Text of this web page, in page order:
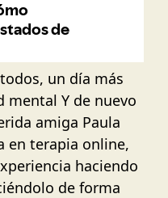
un día más
mental Y de nuevo
amiga Paula
en terapia online,
haciendo
de forma